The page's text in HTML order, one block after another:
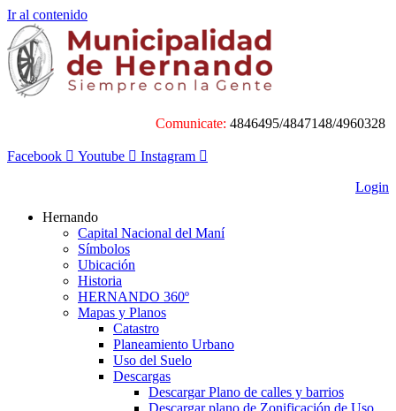
Ir al contenido
Comunicate: 4846495/4847148/4960328
Facebook Youtube Instagram
Login
Hernando
Capital Nacional del Maní
Símbolos
Ubicación
Historia
HERNANDO 360º
Mapas y Planos
Catastro
Planeamiento Urbano
Uso del Suelo
Descargas
Descargar Plano de calles y barrios
Descargar plano de Zonificación de Uso